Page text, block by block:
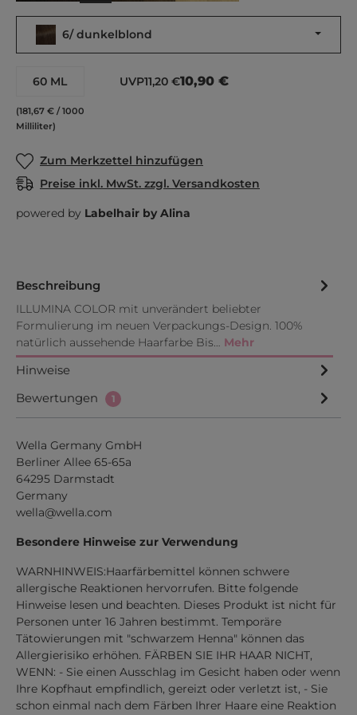
6/ dunkelblond
60 ML
(181,67 € / 1000
Milliliter)
UVP11,20 €10,90 €
Zum Merkzettel hinzufügen
Preise inkl. MwSt. zzgl. Versandkosten
powered by Labelhair by Alina
Beschreibung
ILLUMINA COLOR mit unverändert beliebter
Formulierung im neuen Verpackungs-Design. 100%
natürlich aussehende Haarfarbe Bis… Mehr
Hinweise
Bewertungen
1
Wella Germany GmbH
Berliner Allee 65-65a
64295 Darmstadt
Germany
wella@wella.com
Besondere Hinweise zur Verwendung
WARNHINWEIS:Haarfärbemittel können schwere
allergische Reaktionen hervorrufen. Bitte folgende
Hinweise lesen und beachten. Dieses Produkt ist nicht für
Personen unter 16 Jahren bestimmt. Temporäre
Tätowierungen mit "schwarzem Henna" können das
Allergierisiko erhöhen. FÄRBEN SIE IHR HAAR NICHT,
WENN: - Sie einen Ausschlag im Gesicht haben oder wenn
Ihre Kopfhaut empfindlich, gereizt oder verletzt ist, - Sie
schon einmal nach dem Färben Ihrer Haare eine Reaktion